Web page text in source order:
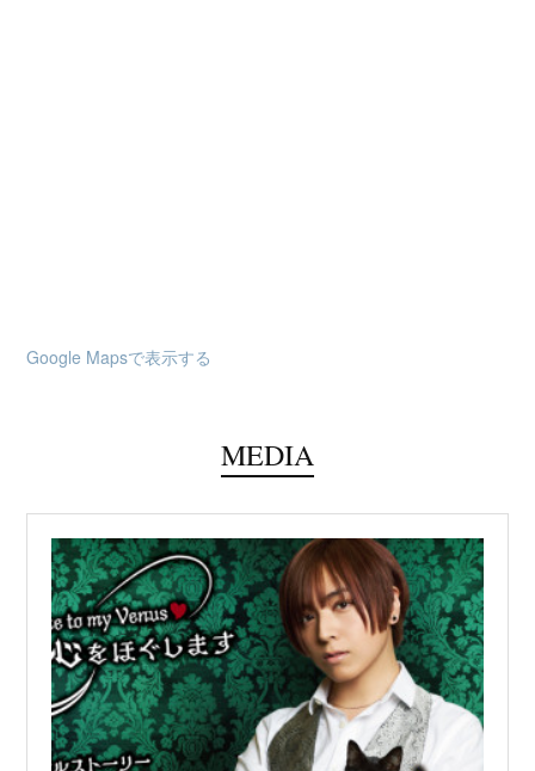
Google Mapsで表示する
MEDIA